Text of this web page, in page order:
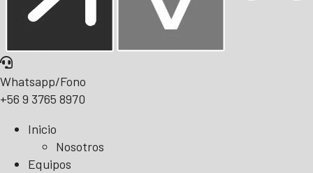
Whatsapp/Fono
+56 9 3765 8970
Inicio
Nosotros
Equipos